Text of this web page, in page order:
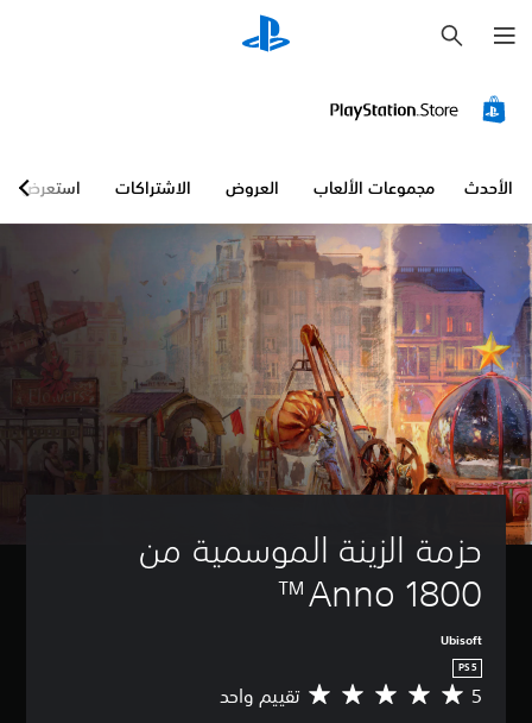
ح
ث
الأحدث مجموعات الألعاب العروض الاشتراكات استعرض
حزمة الزينة الموسمية من
Anno 1800™
Ubisoft
PS5
م
5 تقييم واحد